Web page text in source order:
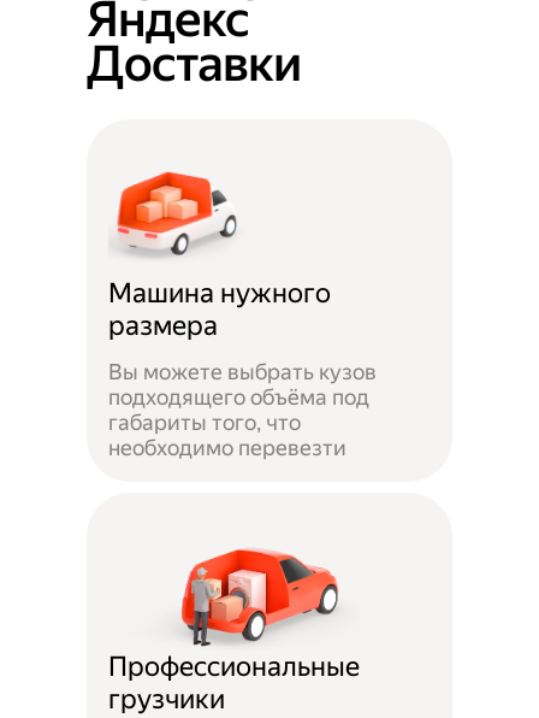
Яндекс
Доставки
Машина нужного
размера
Вы можете выбрать кузов
подходящего объёма под
габариты того, что
необходимо перевезти
Профессиональные
грузчики